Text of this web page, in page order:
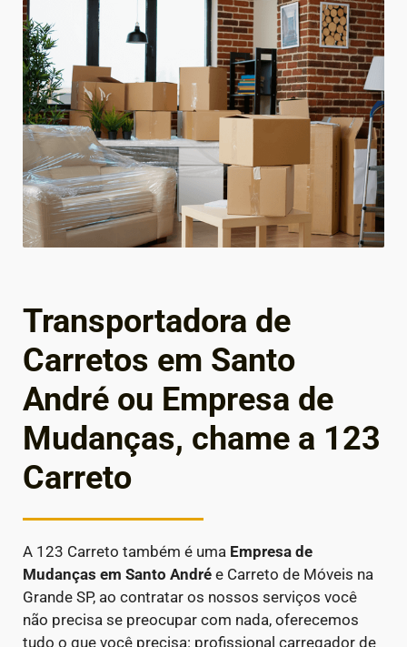
Transportadora de
Carretos em Santo
André ou Empresa de
Mudanças, chame a 123
Carreto
A 123 Carreto também é uma Empresa de
Mudanças em Santo André e Carreto de Móveis na
Grande SP, ao contratar os nossos serviços você
não precisa se preocupar com nada, oferecemos
tudo o que você precisa: profissional carregador de